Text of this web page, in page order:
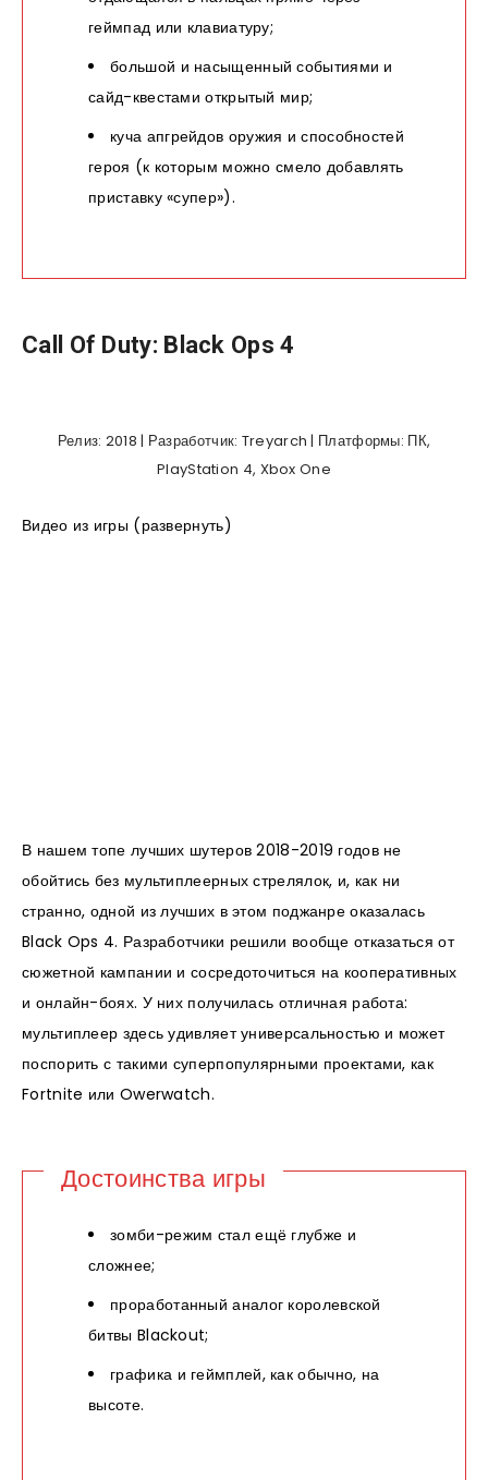
геймпад или клавиатуру;
большой и насыщенный событиями и
сайд-квестами открытый мир;
куча апгрейдов оружия и способностей
героя (к которым можно смело добавлять
приставку «супер»).
Call Of Duty: Black Ops 4
Релиз: 2018 | Разработчик: Treyarch | Платформы: ПК,
PlayStation 4, Xbox One
Видео из игры (развернуть)
В нашем топе лучших шутеров 2018-2019 годов не
обойтись без мультиплеерных стрелялок, и, как ни
странно, одной из лучших в этом поджанре оказалась
Black Ops 4. Разработчики решили вообще отказаться от
сюжетной кампании и сосредоточиться на кооперативных
и онлайн-боях. У них получилась отличная работа:
мультиплеер здесь удивляет универсальностью и может
поспорить с такими суперпопулярными проектами, как
Fortnite или Owerwatch.
Достоинства игры
зомби-режим стал ещё глубже и
сложнее;
проработанный аналог королевской
битвы Blackout;
графика и геймплей, как обычно, на
высоте.